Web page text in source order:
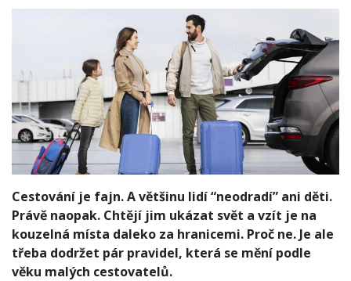
Cestování je fajn. A většinu lidí “neodradí” ani děti.
Právě naopak. Chtějí jim ukázat svět a vzít je na
kouzelná místa daleko za hranicemi. Proč ne. Je ale
třeba dodržet pár pravidel, která se mění podle
věku malých cestovatelů.